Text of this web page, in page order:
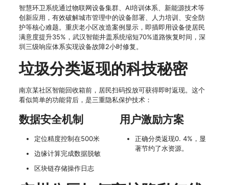
智慧环卫系统通过物联网设备集群、AI培训体系、新能源技术等
创新应用，有效破解城市管理中的设备部署、人力培训、安全防
护等核心难题。重庆老小区改造案例显示，即插即用设备使居民
满意度提升35%，武汉智能井盖系统缩短70%道路恢复时间，深
圳三级响应体系实现设备故障2小时修复。
垃圾分类返现的科技秘密
南京某社区智能回收箱前，居民扫码投放可获得即时返现。这个
看似简单的功能背后，是三重隐私保护技术：
数据安全机制
定位精度控制在500米
边缘计算完成数据脱敏
区块链存储操作日志
用户激励方案
正确分类返现0. 4%，显
著节约了水资源。